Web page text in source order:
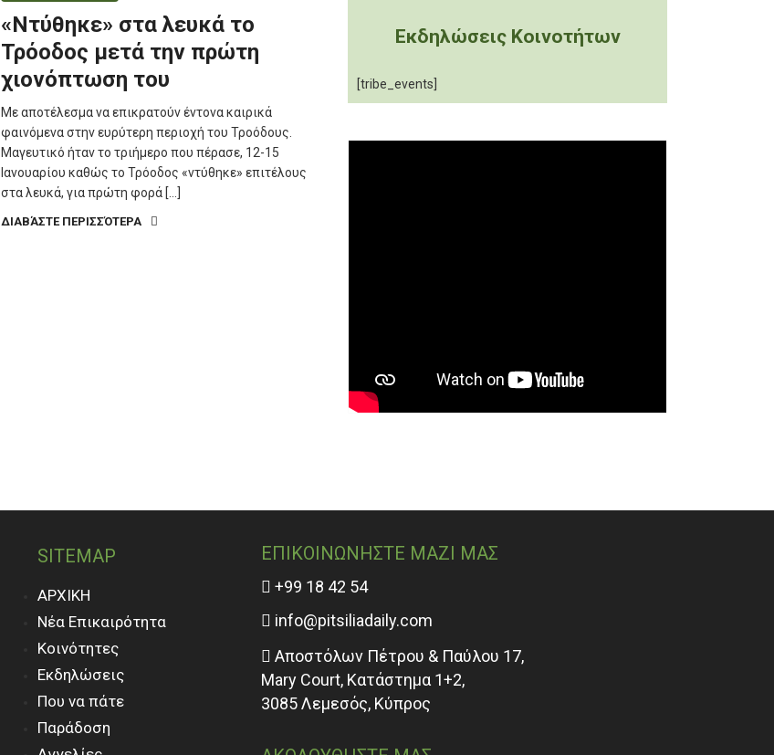
«Ντύθηκε» στα λευκά το
Τρόοδος μετά την πρώτη
χιονόπτωση του
Με αποτέλεσμα να επικρατούν έντονα καιρικά
φαινόμενα στην ευρύτερη περιοχή του Τροόδους.
Μαγευτικό ήταν το τριήμερο που πέρασε, 12-15
Ιανουαρίου καθώς το Τρόοδος «ντύθηκε» επιτέλους
στα λευκά, για πρώτη φορά […]
ΔΙΑΒΆΣΤΕ ΠΕΡΙΣΣΌΤΕΡΑ
Εκδηλώσεις Κοινοτήτων
[tribe_events]
SITEMAP
ΑΡΧΙΚΗ
Νέα Επικαιρότητα
Κοινότητες
Εκδηλώσεις
Που να πάτε
Παράδοση
ΕΠΙΚΟΙΝΩΝΗΣΤΕ ΜΑΖΙ ΜΑΣ
+99 18 42 54
info@pitsiliadaily.com
Αποστόλων Πέτρου & Παύλου 17,
Mary Court, Κατάστημα 1+2,
3085 Λεμεσός, Κύπρος